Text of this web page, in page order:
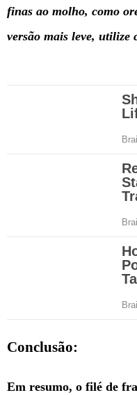
finas ao molho, como
versão mais leve, utilize
Conclusão:
Em resumo, o filé de